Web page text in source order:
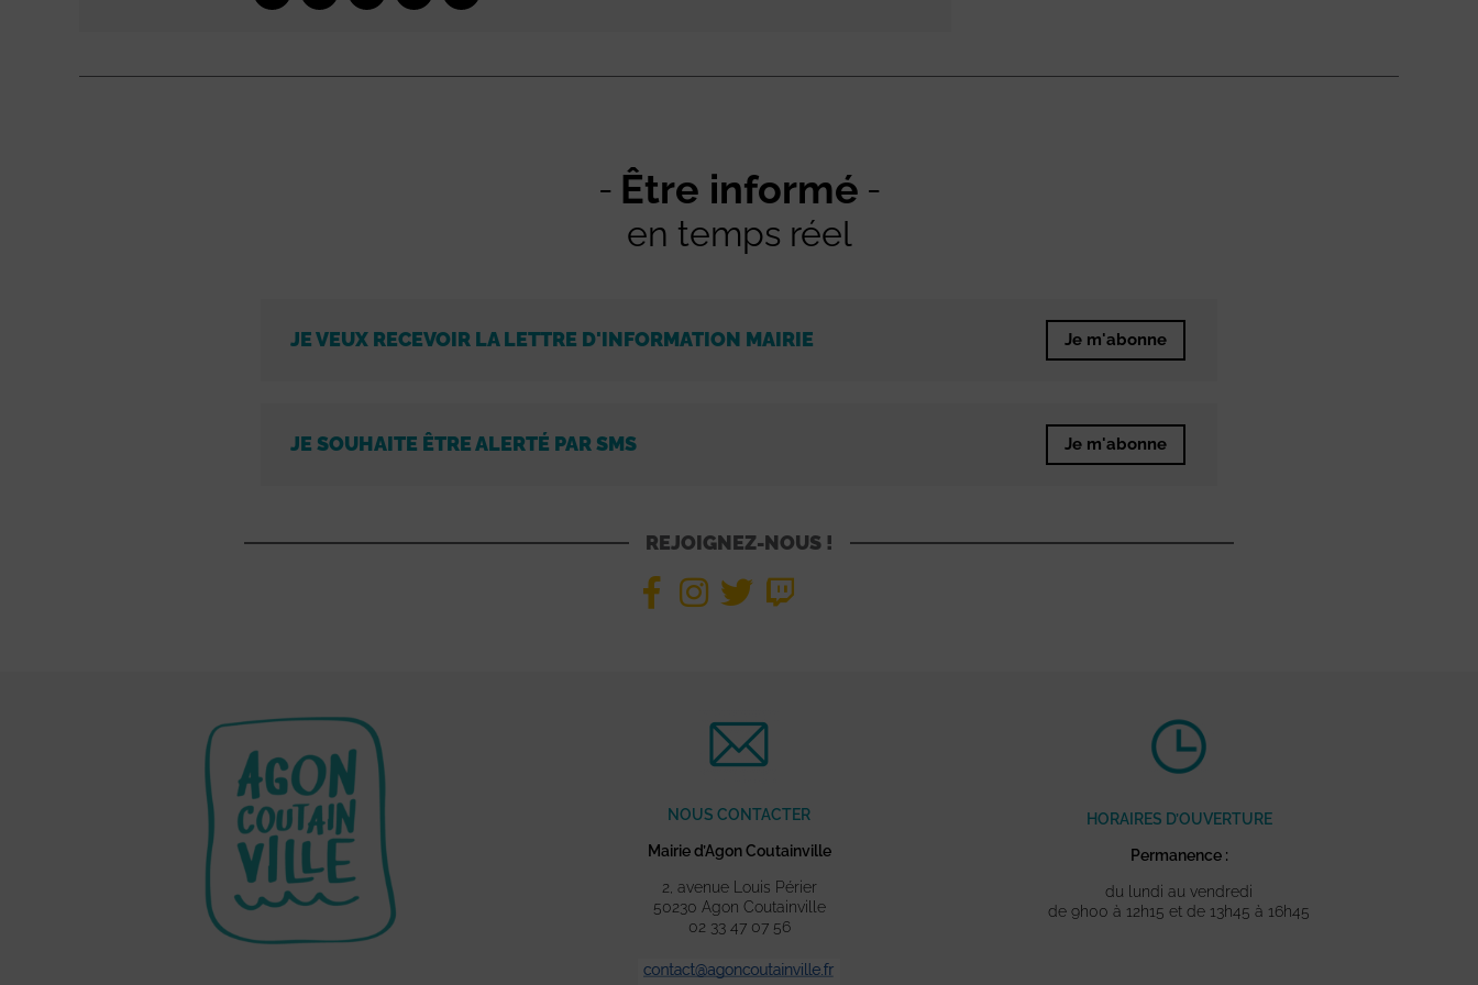
Être informé
en temps réel
JE VEUX RECEVOIR LA LETTRE D'INFORMATION MAIRIE Je m'abonne
JE SOUHAITE ÊTRE ALERTÉ PAR SMS Je m'abonne
REJOIGNEZ-NOUS !
NOUS CONTACTER
Mairie d’Agon Coutainville
2, avenue Louis Périer
50230 Agon Coutainville
02 33 47 07 56
HORAIRES D’OUVERTURE
Permanence :
du lundi au vendredi
de 9h00 à 12h15 et de 13h45 à 16h45